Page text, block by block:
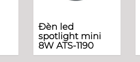
Đèn led
spotlight mini
8W ATS-1190